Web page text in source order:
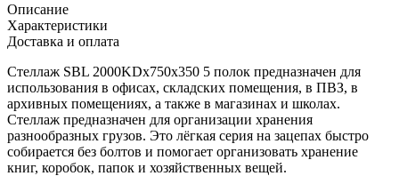
Описание
Характеристики
Доставка и оплата
Стеллаж SBL 2000KDх750x350 5 полок предназначен для
использования в офисах, складских помещения, в ПВЗ, в
архивных помещениях, а также в магазинах и школах.
Стеллаж предназначен для организации хранения
разнообразных грузов. Это лёгкая серия на зацепах быстро
собирается без болтов и помогает организовать хранение
книг, коробок, папок и хозяйственных вещей.